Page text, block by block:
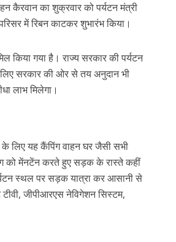
का शुक्रवार को पर्यटन मंत्री
में रिबन काटकर शुभारंभ किया।
किया गया है। राज्य सरकार की पर्यटन
सरकार की ओर से तय अनुदान भी
लाभ मिलेगा।
के लिए यह कैंपिंग वाहन घर जैसी सभी
को मेंनटेंन करते हुए सड़क के रास्ते कहीं
स्थल पर सड़क यात्रा कर आसानी से
जीपीआरएस नेविगेशन सिस्टम,